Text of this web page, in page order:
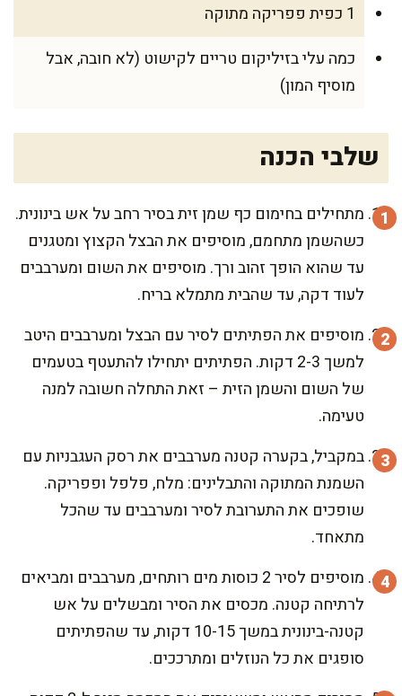
1 כפית פפריקה מתוקה
כמה עלי בזיליקום טריים לקישוט (לא חובה, אבל
מוסיף המון)
שלבי הכנה
מתחילים בחימום כף שמן זית בסיר רחב על אש בינונית.
כשהשמן מתחמם, מוסיפים את הבצל הקצוץ ומטגנים
עד שהוא הופך זהוב ורך. מוסיפים את השום ומערבבים
לעוד דקה, עד שהבית מתמלא בריח.
מוסיפים את הפתיתים לסיר עם הבצל ומערבבים היטב
למשך 2-3 דקות. הפתיתים יתחילו להתעטף בטעמים
של השום והשמן הזית – זאת התחלה חשובה למנה
טעימה.
במקביל, בקערה קטנה מערבבים את רסק העגבניות עם
השמנת המתוקה והתבלינים: מלח, פלפל ופפריקה.
שופכים את התערובת לסיר ומערבבים עד שהכל
מתאחד.
מוסיפים לסיר 2 כוסות מים רותחים, מערבבים ומביאים
לרתיחה קטנה. מכסים את הסיר ומבשלים על אש
קטנה-בינונית במשך 10-15 דקות, עד שהפתיתים
סופגים את כל הנוזלים ומתרככים.